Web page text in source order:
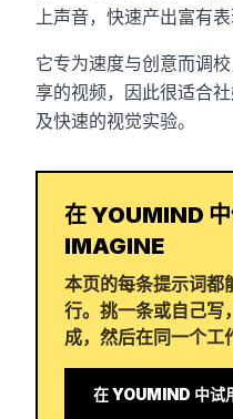
上声音，快速产出富有表
它专为速度与创意而调
享的视频，因此很适合
及快速的视觉实验。
在 YOUMIND
IMAGINE
本页的每条提示词
行。挑一条或自己
成，然后在同一个工
在 YOUMIND 中试